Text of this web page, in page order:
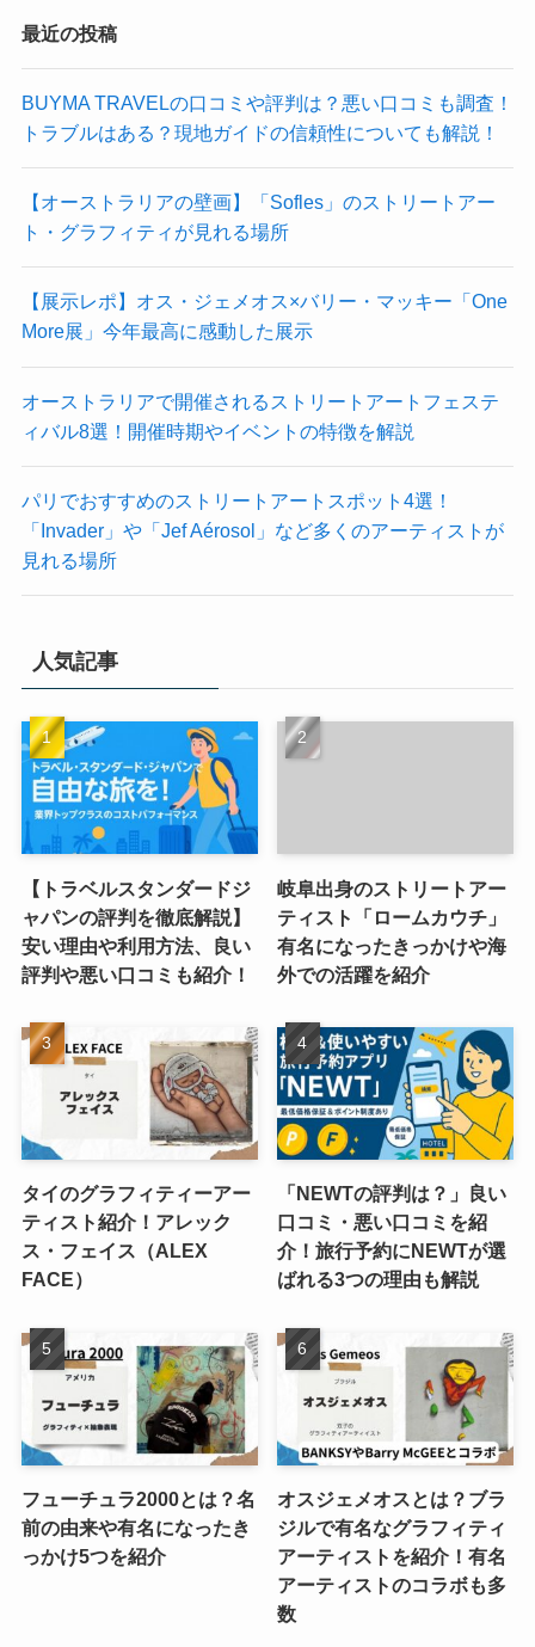
最近の投稿
BUYMA TRAVELの口コミや評判は？悪い口コミも調査！
トラブルはある？現地ガイドの信頼性についても解説！
【オーストラリアの壁画】「Sofles」のストリートアー
ト・グラフィティが見れる場所
【展示レポ】オス・ジェメオス×バリー・マッキー「One
More展」今年最高に感動した展示
オーストラリアで開催されるストリートアートフェステ
ィバル8選！開催時期やイベントの特徴を解説
パリでおすすめのストリートアートスポット4選！
「Invader」や「Jef Aérosol」など多くのアーティストが
見れる場所
人気記事
【トラベルスタンダードジ
ャパンの評判を徹底解説】
安い理由や利用方法、良い
評判や悪い口コミも紹介！
岐阜出身のストリートアー
ティスト「ロームカウチ」
有名になったきっかけや海
外での活躍を紹介
タイのグラフィティーアー
ティスト紹介！アレック
ス・フェイス（ALEX
FACE）
「NEWTの評判は？」良い
口コミ・悪い口コミを紹
介！旅行予約にNEWTが選
ばれる3つの理由も解説
フューチュラ2000とは？名
前の由来や有名になったき
っかけ5つを紹介
オスジェメオスとは？ブラ
ジルで有名なグラフィティ
アーティストを紹介！有名
アーティストのコラボも多
数